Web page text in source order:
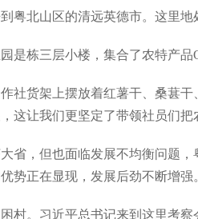
北山区的清远英德市。这里地
栋三层小楼，集合了农特产品
货架上摆放着红薯干、桑葚干
这让我们更坚定了带领社员们把
，但也面临发展不均衡问题，
势正在显现，发展后劲不断增强
。习近平总书记来到这里考察